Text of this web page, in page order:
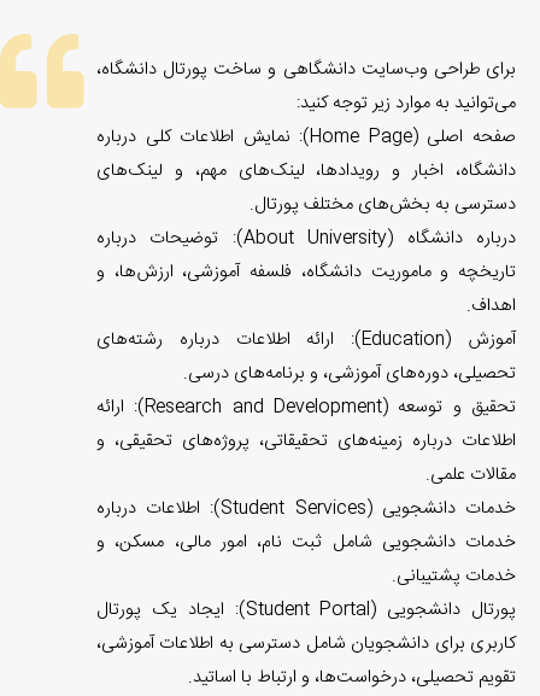
برای طراحی وب‌سایت دانشگاهی و ساخت پورتال دانشگاه،
می‌توانید به موارد زیر توجه کنید:
صفحه اصلی (Home Page): نمایش اطلاعات کلی درباره
دانشگاه، اخبار و رویدادها، لینک‌های مهم، و لینک‌های
دسترسی به بخش‌های مختلف پورتال.
درباره دانشگاه (About University): توضیحات درباره
تاریخچه و ماموریت دانشگاه، فلسفه آموزشی، ارزش‌ها، و
اهداف.
آموزش (Education): ارائه اطلاعات درباره رشته‌های
تحصیلی، دوره‌های آموزشی، و برنامه‌های درسی.
تحقیق و توسعه (Research and Development): ارائه
اطلاعات درباره زمینه‌های تحقیقاتی، پروژه‌های تحقیقی، و
مقالات علمی.
خدمات دانشجویی (Student Services): اطلاعات درباره
خدمات دانشجویی شامل ثبت نام، امور مالی، مسکن، و
خدمات پشتیبانی.
پورتال دانشجویی (Student Portal): ایجاد یک پورتال
کاربری برای دانشجویان شامل دسترسی به اطلاعات آموزشی،
تقویم تحصیلی، درخواست‌ها، و ارتباط با اساتید.